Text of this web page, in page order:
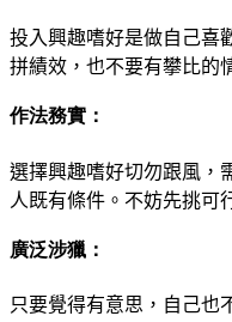
投入興趣嗜好是做自己喜
拼績效，也不要有攀比的
作法務實：
選擇興趣嗜好切勿跟風 ，
人既有條件。不妨先挑可
廣泛涉獵：
只要覺得有意思，自己也